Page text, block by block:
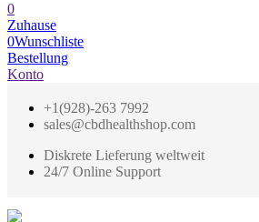
0
Zuhause
0Wunschliste
Bestellung
Konto
+1(928)-263 7992
sales@cbdhealthshop.com
Diskrete Lieferung weltweit
24/7 Online Support